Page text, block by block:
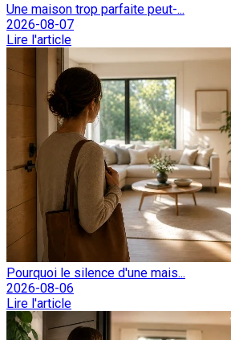
Une maison trop parfaite peut-...
2026-08-07
Lire l'article
Pourquoi le silence d'une mais...
2026-08-06
Lire l'article